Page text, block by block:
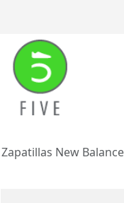
Zapatillas New